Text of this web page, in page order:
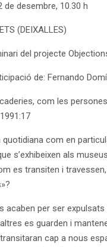
de desembre, 10.30 h
(DEIXALLES)
del projecte
de: Fernando
com les
quotidiana com en
s’exhibeixen als
es transiten i
acaben per ser
es guarden i
cap a nous